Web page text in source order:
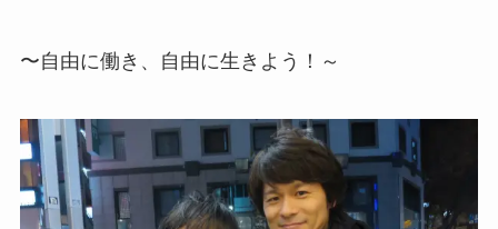
〜自由に働き、自由に生きよう！～